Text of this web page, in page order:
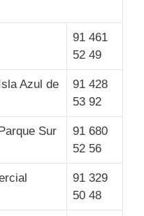
91 461
52 49
Azul de
91 428
53 92
Sur
91 680
52 56
91 329
50 48